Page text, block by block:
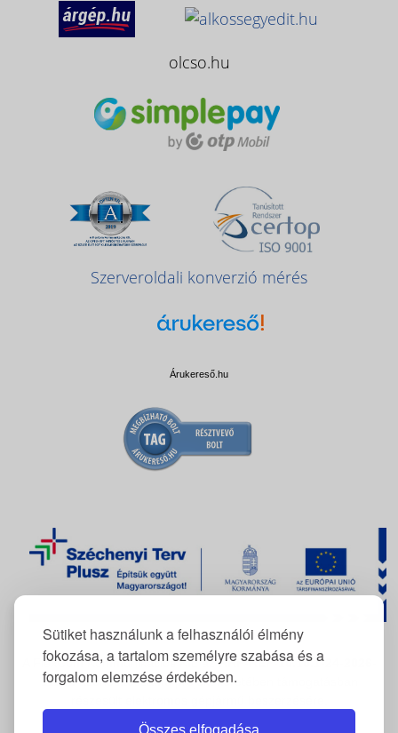
Sütiket használunk a felhasználói élmény
fokozása, a tartalom személyre szabása és a
forgalom elemzése érdekében.
Összes elfogadása
olcso.hu
Szerveroldali konverzió mérés
Árukereső.hu
A FlexCom Kommunikációs Kft. azRRF-REP-10.10.1-24-2026-
11222azonosítószámú projekt keretében támogatásban